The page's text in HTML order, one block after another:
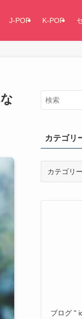
J-POP K-POP
カテゴリ
リ
ブログ "